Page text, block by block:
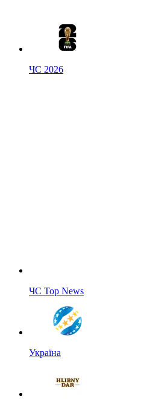
ЧС 2026
ЧС Top News
Україна